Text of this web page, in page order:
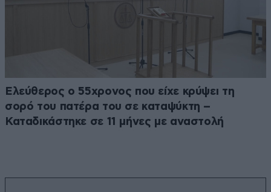
Ελεύθερος ο 55χρονος που είχε κρύψει τη
σορό του πατέρα του σε καταψύκτη –
Καταδικάστηκε σε 11 μήνες με αναστολή